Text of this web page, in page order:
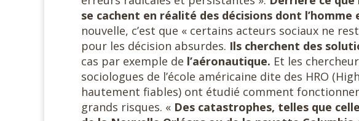
se cachent en réalité des décisions dont l’homme
nouvelle, c’est que « certains acteurs sociaux ne
pour les décision absurdes. Ils cherchent des
cas par exemple de l’aéronautique. Et les
sociologues de l’école américaine dite des HRO
hautement fiables) ont étudié comment
grands risques. « Des catastrophes, telles que